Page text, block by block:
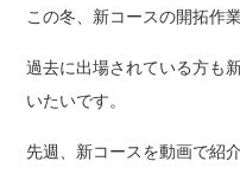
この冬、新コースの開拓作
過去に出場されている方も
いたいです。
先週、新コースを動画で紹